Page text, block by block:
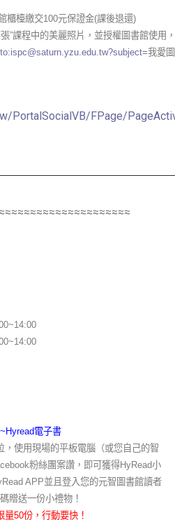
櫃檯繳交100元保證金(課後退還)
”課程中的美麗照片，並授權圖書館使用
ispc@saturn.yzu.edu.tw?subject=我愛
PortalSocialVB/FPage/
電子書
，使用現場的平板電腦（或您自己的智
粉絲團案讚，即可獲得HyRead小
APP並且登入您的元智圖書館讀者
贈送一份小禮物！
50份，行動要快！